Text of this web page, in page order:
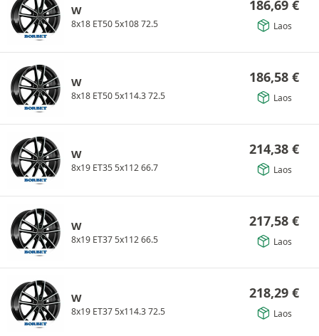
W
8x18 ET50 5x108 72.5
186,69 €
Laos
W
8x18 ET50 5x114.3 72.5
186,58 €
Laos
W
8x19 ET35 5x112 66.7
214,38 €
Laos
W
8x19 ET37 5x112 66.5
217,58 €
Laos
W
8x19 ET37 5x114.3 72.5
218,29 €
Laos